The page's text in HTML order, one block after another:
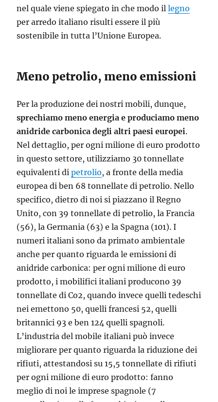
nel quale viene spiegato in che modo illegno
per arredo italiano risulti essere il più
sostenibile in tutta l’Unione Europea.
Meno petrolio, meno emissioni
Per la produzione dei nostri mobili, dunque,
sprechiamo meno energia e produciamo meno
anidride carbonica degli altri paesi europei.
Nel dettaglio, per ogni milione di euro prodotto
in questo settore, utilizziamo 30 tonnellate
equivalenti dipetrolio, a fronte della media
europea di ben 68 tonnellate di petrolio. Nello
specifico, dietro di noi si piazzano il Regno
Unito, con 39 tonnellate di petrolio, la Francia
(56), la Germania (63) e la Spagna (101). I
numeri italiani sono da primato ambientale
anche per quanto riguarda le emissioni di
anidride carbonica: per ogni milione di euro
prodotto, i mobilifici italiani producono 39
tonnellate di Co2, quando invece quelli tedeschi
nei emettono 50, quelli francesi 52, quelli
britannici 93 e ben 124 quelli spagnoli.
L’industria del mobile italiani può invece
migliorare per quanto riguarda la riduzione dei
rifiuti, attestandosi su 15,5 tonnellate di rifiuti
per ogni milione di euro prodotto: fanno
meglio di noi le imprese spagnole (7